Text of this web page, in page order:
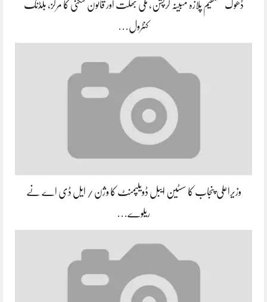
ڈھوک مستقیم پلازہ مبینہ کرپشن، ملی بھگت اور قانون شکنی کا مرکز، بلڈنگ
کنٹرول…
وزیراعلی پنجاب کا سسٹین ایبل ڈویلپمنٹ کا وژن / ایل ڈی اے نے
ریلوے…